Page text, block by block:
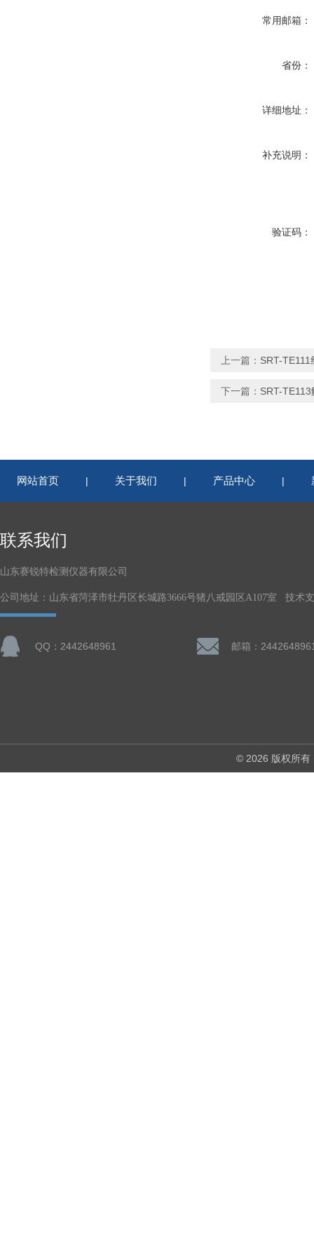
常用邮箱：
省份：
详细地址：
补充说明：
验证码：
上一篇： SRT-
下一篇： SRT-
网站首页 | 关于我们 | 产品中心 |
联系我们
山东赛锐特检测仪器有限公司
公司地址：山东省菏泽市牡丹区长城路3666号猪八戒园区A107室 技术
QQ：2442648961 邮箱：
© 2026 版权所